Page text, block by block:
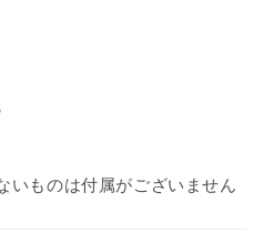
いものは付属がございません